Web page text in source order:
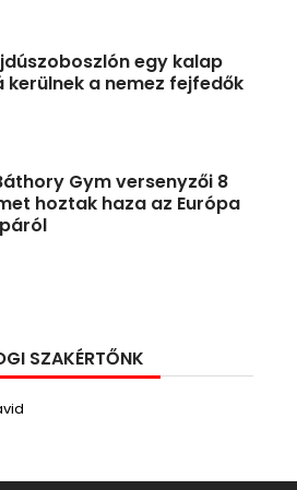
egy kalap
kerülnek a nemez fejfedők
Gym versenyzői 8
hoztak haza az Európa
SZAKÉRTŐNK